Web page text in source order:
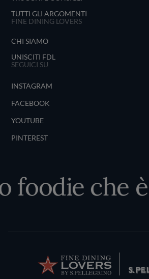
TUTTI GLI ARGOMENTI
FINE DINING LOVERS
CHI SIAMO
UNISCITI FDL
SEGUICI SU
INSTAGRAM
FACEBOOK
YOUTUBE
PINTEREST
foodie che è